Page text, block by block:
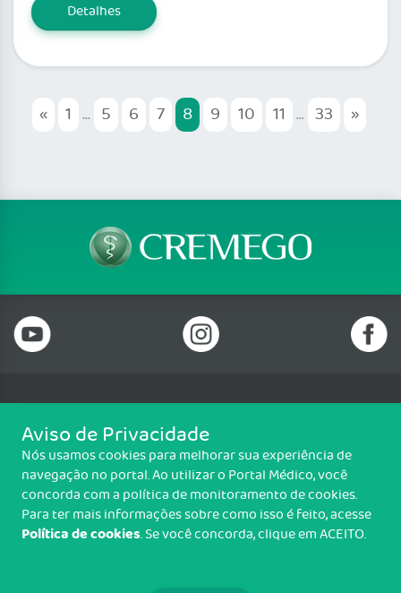
Detalhes
« 1 ... 5 6 7 8 9 10 11 ... 33 »
Telefone: (62) 3250 4900
Email: cremego@cremego.org.br
Rua T-28, N° 245, Qd. 24, Lotes 19 e 20, Setor Bueno, Goiânia/GO - CEP:
74210-040
Horário de funcionamento: Segunda a Sexta - 08h00 às 18h00
Copyright CREMEGO. Todos os direitos reservados.
Aviso de Privacidade
Nós usamos cookies para melhorar sua experiência de
navegação no portal. Ao utilizar o Portal Médico, você
concorda com a política de monitoramento de cookies.
Para ter mais informações sobre como isso é feito, acesse
Política de cookies. Se você concorda, clique em ACEITO.